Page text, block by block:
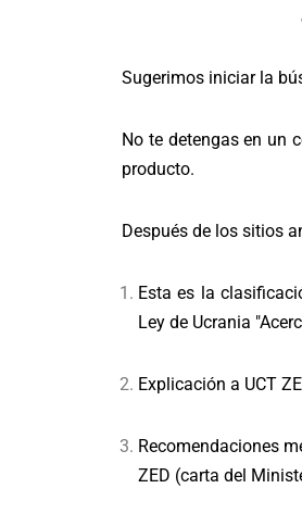
Sugerimos iniciar la
No te detengas en un
producto.
Después de los sitios
Esta es la
Ley de Ucrania "
Explicación a UCT
Recomendaciones
ZED (carta del